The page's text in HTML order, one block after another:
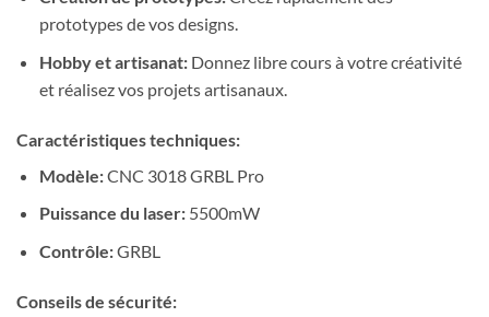
prototypes de vos designs.
Hobby et artisanat:Donnez libre cours à votre créativité
et réalisez vos projets artisanaux.
Caractéristiques techniques:
Modèle:CNC 3018 GRBL Pro
Puissance du laser:5500mW
Contrôle:GRBL
Conseils de sécurité: